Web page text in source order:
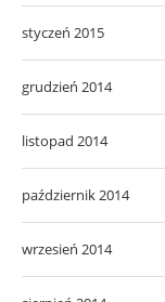
styczeń 2015
grudzień 2014
listopad 2014
październik 2014
wrzesień 2014